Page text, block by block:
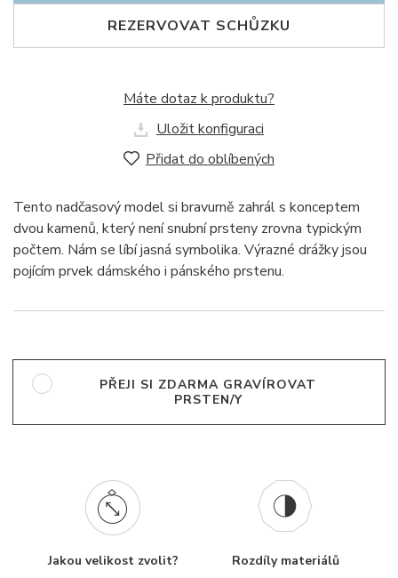
REZERVOVAT SCHŮZKU
Máte dotaz k produktu?
Uložit konfiguraci
Přidat do oblíbených
Tento nadčasový model si bravurně zahrál s konceptem
dvou kamenů, který není snubní prsteny zrovna typickým
počtem. Nám se líbí jasná symbolika. Výrazné drážky jsou
pojícím prvek dámského i pánského prstenu.
PŘEJI SI ZDARMA GRAVÍROVAT
PRSTEN/Y
Jakou velikost zvolit? Rozdíly materiálů